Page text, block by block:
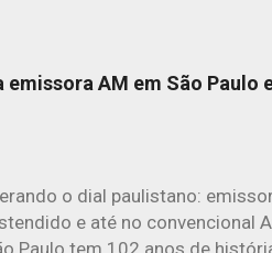
AM em São Paulo
o dial paulistano:
e até no convencional
Paulo tem 102 anos de